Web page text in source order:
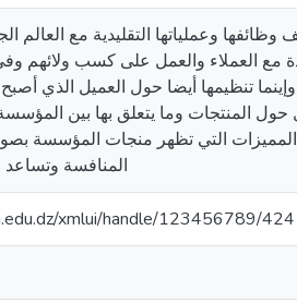
وعملياتها التقليدية مع العالم
مع العملاء والعمل على كسب ولائهم
تنظيمها أيضا حول العميل الذي
حول المنتجات وما يتعلق بها بين
التي تظهر منجات المؤسسة
المنافسة
xmlui/handle/123456789/424